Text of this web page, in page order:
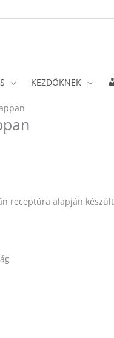
KEZDŐKNEK
receptúra alapján